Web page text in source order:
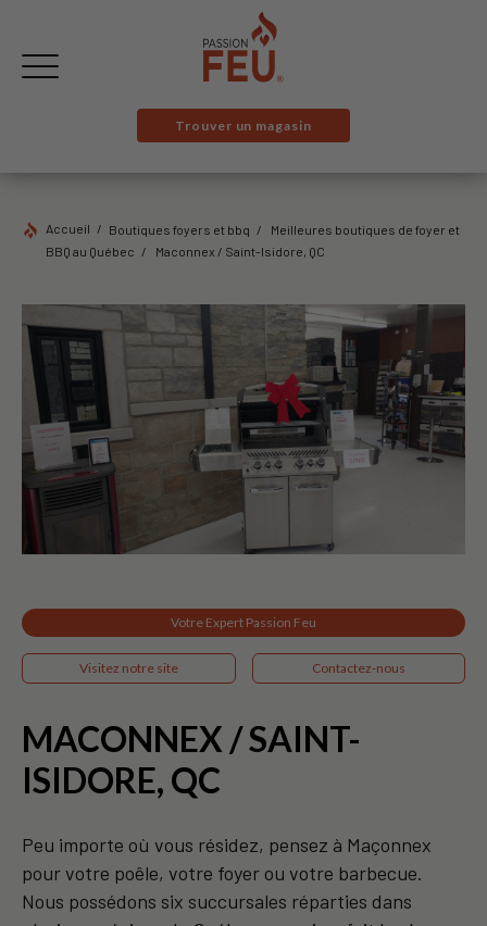
Trouver un magasin
Accueil Boutiques foyers et bbq
Meilleures boutiques de foyer et
BBQ au Québec
Maconnex / Saint-Isidore, QC
Votre Expert Passion Feu
Visitez notre site Contactez-nous
MACONNEX / SAINT-
ISIDORE, QC
Peu importe où vous résidez, pensez à Maçonnex
pour votre poêle, votre foyer ou votre barbecue.
Nous possédons six succursales réparties dans